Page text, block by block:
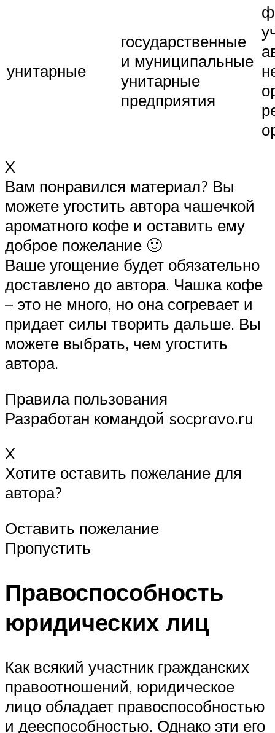
унитарные
государственные
и муниципальные
унитарные
предприятия
X
Вам понравился материал? Вы
можете угостить автора чашечкой
ароматного кофе и оставить ему
доброе пожелание 🙂
Ваше угощение будет обязательно
доставлено до автора. Чашка кофе
– это не много, но она согревает и
придает силы творить дальше. Вы
можете выбрать, чем угостить
автора.
Правила пользования
Разработан командой socpravo.ru
X
Хотите оставить пожелание для
автора?
Оставить пожелание
Пропустить
Правоспособность
юридических лиц
Как всякий участник гражданских
правоотношений, юридическое
лицо обладает правоспособностью
и дееспособностью. Однако эти его